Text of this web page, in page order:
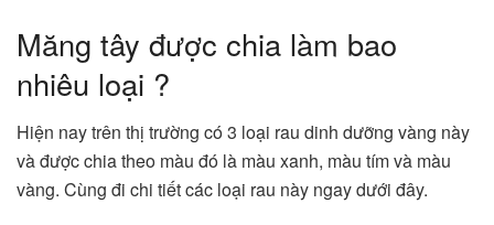
Măng tây được chia làm bao
nhiêu loại ?
Hiện nay trên thị trường có 3 loại rau dinh dưỡng vàng này
và được chia theo màu đó là màu xanh, màu tím và màu
vàng. Cùng đi chi tiết các loại rau này ngay dưới đây.